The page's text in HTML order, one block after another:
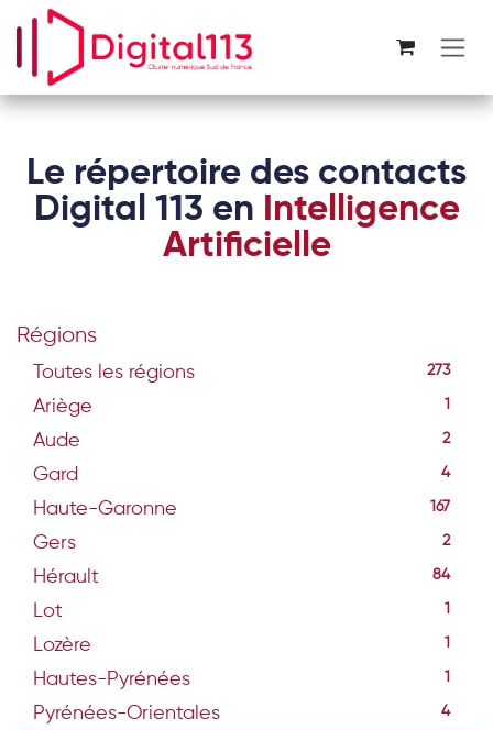
Se rendre au contenu
Le répertoire des contacts
Digital 113 en Intelligence
Artificielle
Régions
Toutes les régions 273
Ariège 1
Aude 2
Gard 4
Haute-Garonne 167
Gers 2
Hérault 84
Lot 1
Lozère 1
Hautes-Pyrénées 1
Pyrénées-Orientales 4